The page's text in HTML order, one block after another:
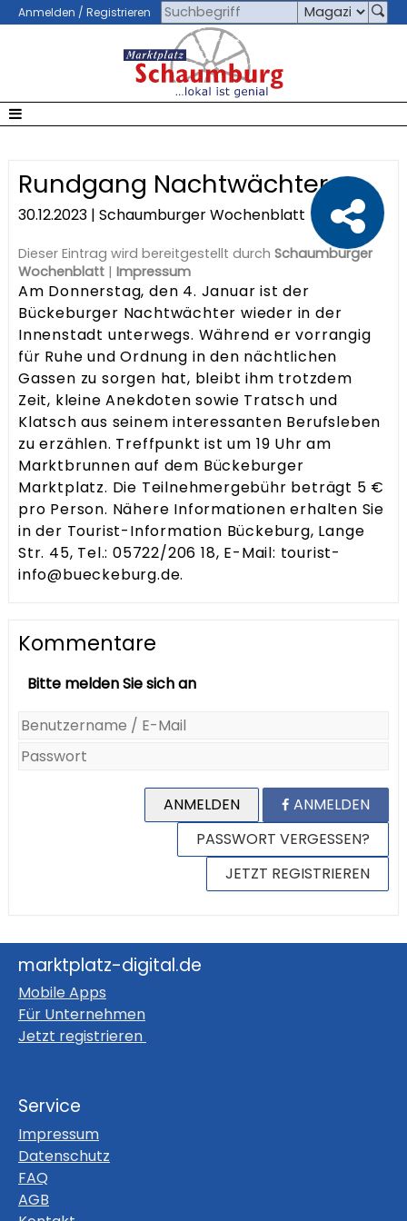
Anmelden / Registrieren
Rundgang Nachtwächter
30.12.2023 | Schaumburger Wochenblatt
Dieser Eintrag wird bereitgestellt durch Schaumburger
Wochenblatt | Impressum
Am Donnerstag, den 4. Januar ist der
Bückeburger Nachtwächter wieder in der
Innenstadt unterwegs. Während er vorrangig
für Ruhe und Ordnung in den nächtlichen
Gassen zu sorgen hat, bleibt ihm trotzdem
Zeit, kleine Anekdoten sowie Tratsch und
Klatsch aus seinem interessanten Berufsleben
zu erzählen. Treffpunkt ist um 19 Uhr am
Marktbrunnen auf dem Bückeburger
Marktplatz. Die Teilnehmergebühr beträgt 5 €
pro Person. Nähere Informationen erhalten Sie
in der Tourist-Information Bückeburg, Lange
Str. 45, Tel.: 05722/206 18, E-Mail: tourist-
info@bueckeburg.de.
Kommentare
Bitte melden Sie sich an
ANMELDEN
ANMELDEN
PASSWORT VERGESSEN?
JETZT REGISTRIEREN
marktplatz-digital.de
Mobile Apps
Für Unternehmen
Jetzt registrieren
Service
Impressum
Datenschutz
FAQ
AGB